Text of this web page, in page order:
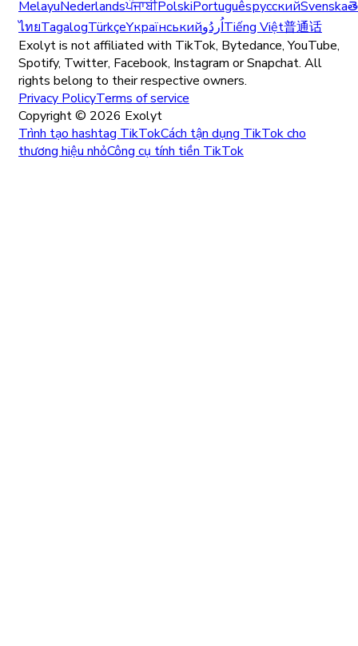
MelayuNederlandsਪੰਜਾਬੀPolskiPortuguêsрусскийSvenska
ไทยTagalogTürkçeYкраїнськийاُردُوTiếng Việt普通话
Exolyt is not affiliated with TikTok, Bytedance, YouTube,
Spotify, Twitter, Facebook, Instagram or Snapchat. All
rights belong to their respective owners.
Privacy PolicyTerms of service
Copyright © 2026 Exolyt
Trình tạo hashtag TikTokCách tận dụng TikTok cho
thương hiệu nhỏCông cụ tính tiền TikTok